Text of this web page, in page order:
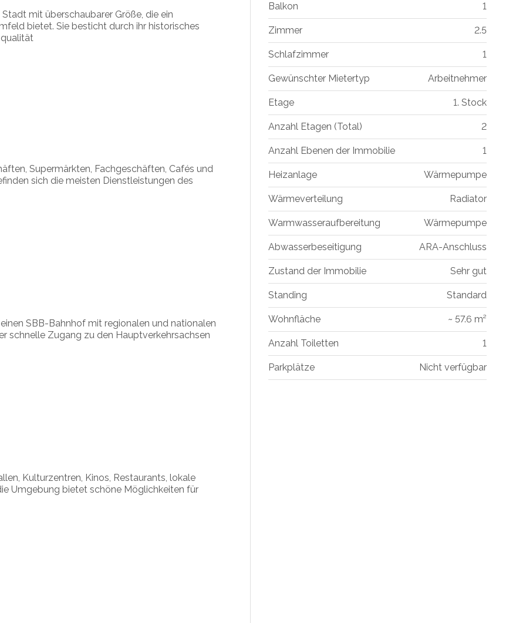
mit überschaubarer Größe, die ein
bietet. Sie besticht durch ihr historisches
Supermärkten, Fachgeschäften, Cafés und
sich die meisten Dienstleistungen des
SBB-Bahnhof mit regionalen und nationalen
schnelle Zugang zu den Hauptverkehrsachsen
Kulturzentren, Kinos, Restaurants, lokale
Umgebung bietet schöne Möglichkeiten für
Balkon 1
Zimmer 2.5
Schlafzimmer 1
Gewünschter Mietertyp Arbeitnehmer
Etage 1. Stock
Anzahl Etagen (Total) 2
Anzahl Ebenen der Immobilie 1
Heizanlage Wärmepumpe
Wärmeverteilung Radiator
Warmwasseraufbereitung Wärmepumpe
Abwasserbeseitigung ARA-Anschluss
Zustand der Immobilie Sehr gut
Standing Standard
Wohnfläche ~ 57.6 m²
Anzahl Toiletten 1
Parkplätze Nicht verfügbar